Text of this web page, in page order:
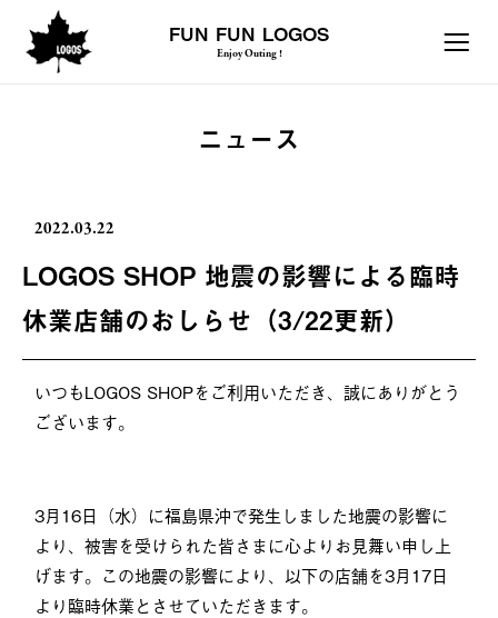
FUN FUN LOGOS
Enjoy Outing !
ニュース
2022.03.22
LOGOS SHOP 地震の影響による臨時
休業店舗のおしらせ（3/22更新）
いつもLOGOS SHOPをご利用いただき、誠にありがとう
ございます。
3月16日（水）に福島県沖で発生しました地震の影響に
より、被害を受けられた皆さまに心よりお見舞い申し上
げます。この地震の影響により、以下の店舗を3月17日
より臨時休業とさせていただきます。